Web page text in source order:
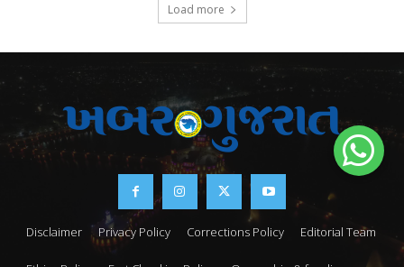
Load more
Disclaimer Privacy Policy Corrections Policy Editorial Team